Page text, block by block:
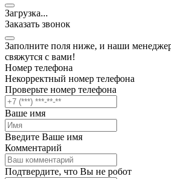
Загрузка...
Заказать звонок
Заполните поля ниже, и наши
свяжутся с вами!
Номер телефона
Некорректный номер телефона
Проверьте номер телефона
Ваше имя
Введите Ваше имя
Комментарий
Подтвердите, что Вы не робот